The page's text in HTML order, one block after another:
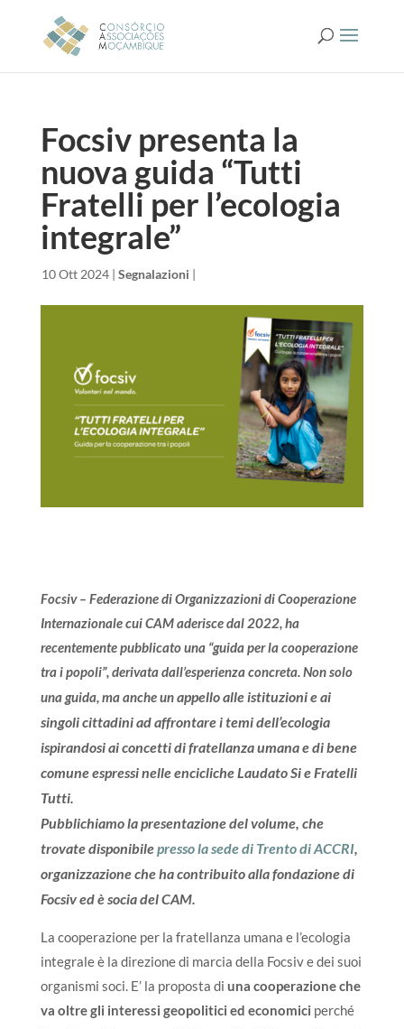
Focsiv presenta la
nuova guida “Tutti
Fratelli per l’ecologia
integrale”
10 Ott 2024| Segnalazioni |
Focsiv – Federazione di Organizzazioni di Cooperazione
Internazionale cui CAM aderisce dal 2022, ha
recentemente pubblicato una “guida per la cooperazione
tra i popoli”, derivata dall’esperienza concreta. Non solo
una guida, ma anche unappello alle istituzioni e ai
singoli cittadini ad affrontare i temi dell’ecologia
ispirandosi ai concetti di fratellanza umana e di bene
comune espressi nelle encicliche Laudato Si e Fratelli
Tutti.
Pubblichiamo la presentazione del volume, che
trovate disponibilepresso la sede di Trento di ACCRI,
organizzazione che ha contribuito alla fondazione di
Focsiv ed è socia del CAM.
La cooperazione per la fratellanza umana e l’ecologia
integrale è la direzione di marcia della Focsiv e dei suoi
organismi soci. E’ la proposta di una cooperazione che
va oltre gli interessi geopolitici ed economici perché